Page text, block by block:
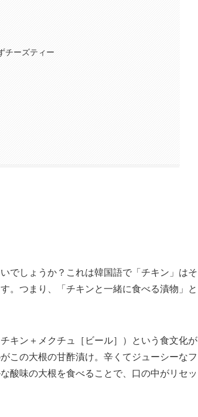
チーズティー
でしょうか？これは韓国語で「チキン」はそ
。つまり、「チキンと一緒に食べる漬物」と
キン＋メクチュ［ビール］）という食文化が
この大根の甘酢漬け。辛くてジューシーなフ
酸味の大根を食べることで、口の中がリセッ